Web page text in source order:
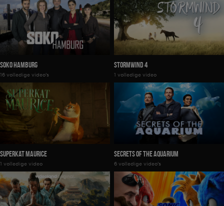
SOKO Hamburg
16 volledige video's
Stormwind 4
1 volledige video
Superkat Maurice
1 volledige video
Secrets Of The Aquarium
6 volledige video's